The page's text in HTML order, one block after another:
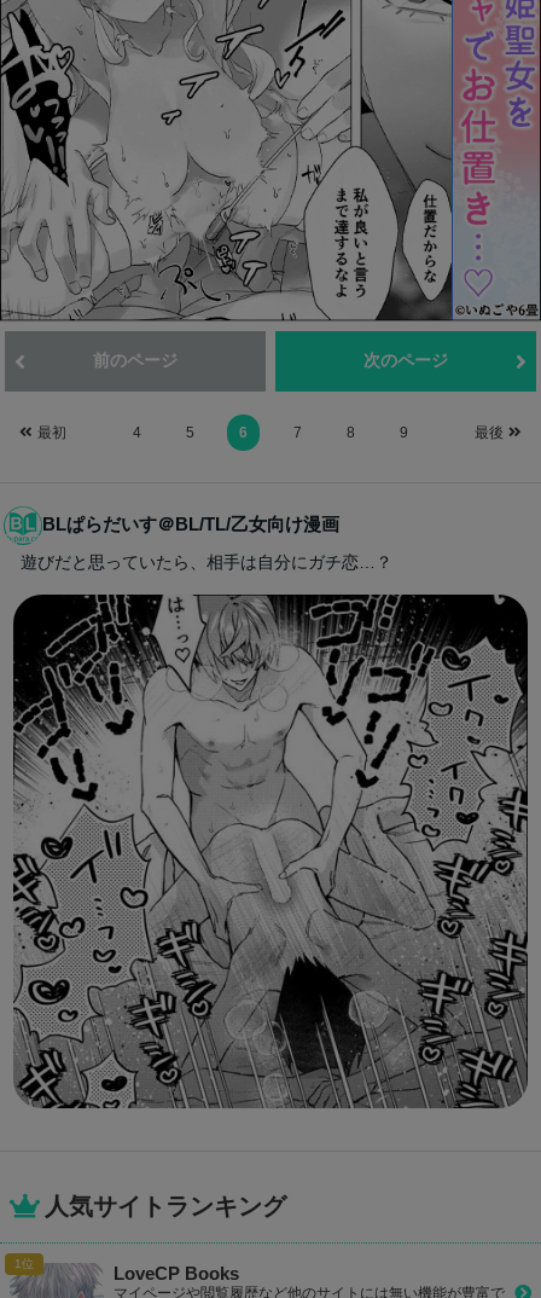
前のページ 次のページ
最初 4 5 6 7 8 9 最後
BLぱらだいす＠BL/TL/乙女向け漫画
遊びだと思っていたら、相手は自分にガチ恋…？
人気サイトランキング
LoveCP Books
マイページや閲覧履歴など他のサイトには無い機能が豊富で